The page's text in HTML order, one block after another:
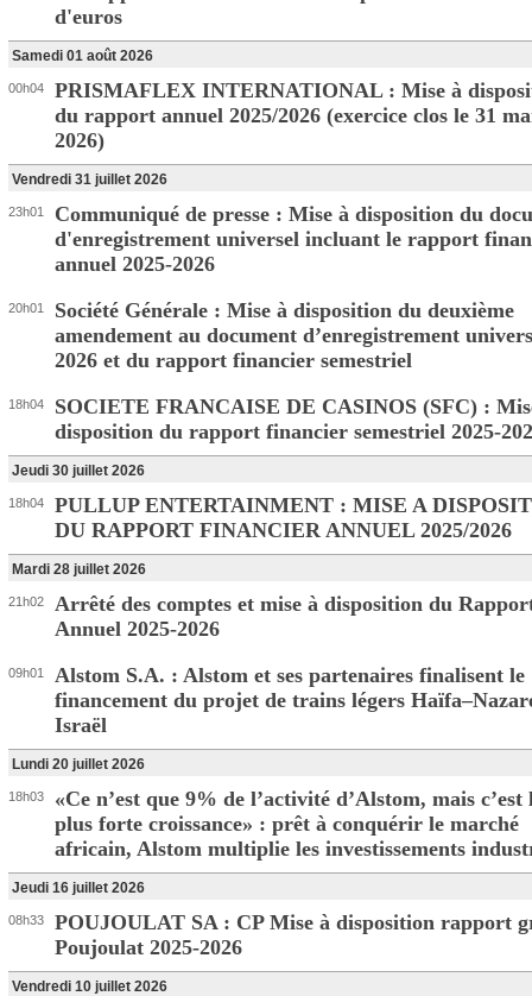
d'euros
Samedi 01 août 2026
00h04
PRISMAFLEX INTERNATIONAL : Mise à
du rapport annuel 2025/2026 (exercice clos le 31
2026)
Vendredi 31 juillet 2026
23h01
Communiqué de presse : Mise à disposition du
d'enregistrement universel incluant le rapport
annuel 2025-2026
20h01
Société Générale : Mise à disposition du deuxième
amendement au document d’enregistrement
2026 et du rapport financier semestriel
18h04
SOCIETE FRANCAISE DE CASINOS (SFC) :
disposition du rapport financier semestriel 2025-
Jeudi 30 juillet 2026
18h04
PULLUP ENTERTAINMENT : MISE A
DU RAPPORT FINANCIER ANNUEL 2025/2026
Mardi 28 juillet 2026
21h02
Arrêté des comptes et mise à disposition du
Annuel 2025-2026
09h01
Alstom S.A. : Alstom et ses partenaires finalisent le
financement du projet de trains légers
Israël
Lundi 20 juillet 2026
18h03
«Ce n’est que 9% de l’activité d’Alstom, mais c’est
plus forte croissance» : prêt à conquérir le marché
africain, Alstom multiplie les investissements
Jeudi 16 juillet 2026
08h33
POUJOULAT SA : CP Mise à disposition rapport
Poujoulat 2025-2026
Vendredi 10 juillet 2026